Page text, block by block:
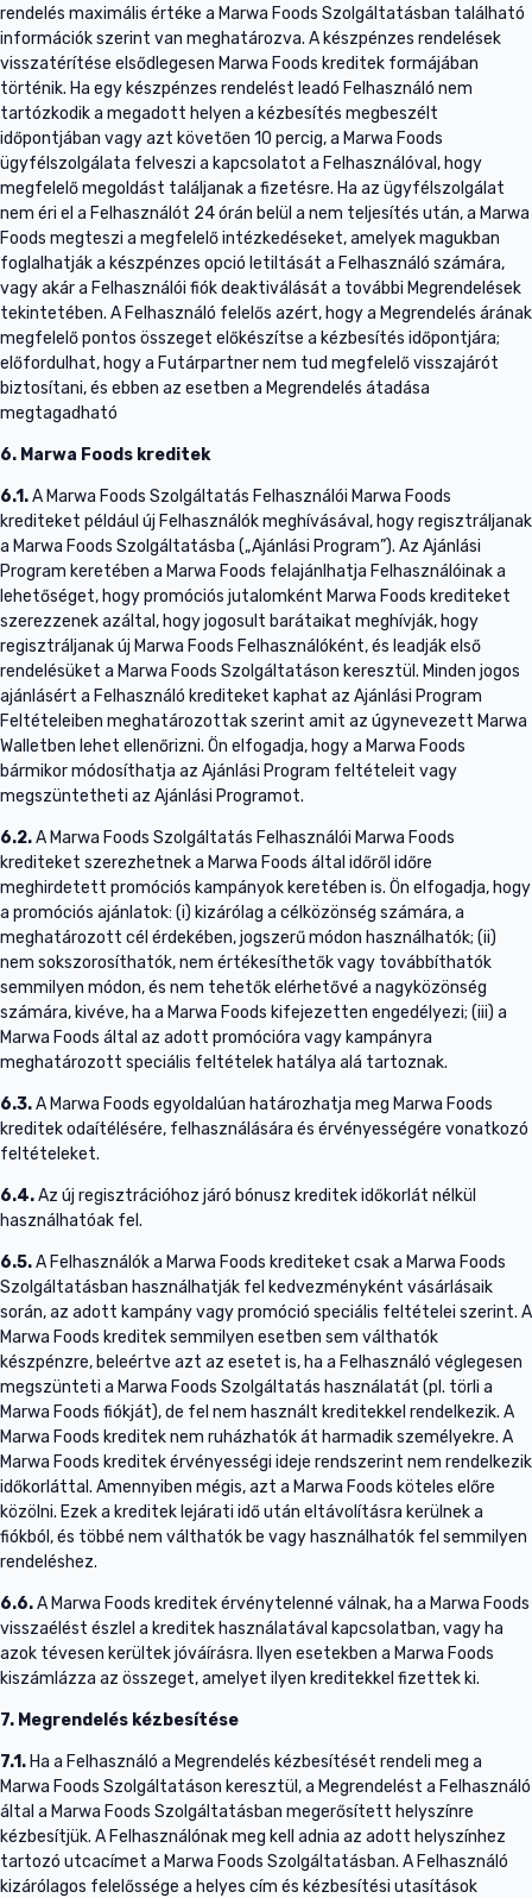
rendelés maximális értéke a Marwa Foods Szolgáltatásban található
információk szerint van meghatározva. A készpénzes rendelések
visszatérítése elsődlegesen Marwa Foods kreditek formájában
történik. Ha egy készpénzes rendelést leadó Felhasználó nem
tartózkodik a megadott helyen a kézbesítés megbeszélt
időpontjában vagy azt követően 10 percig, a Marwa Foods
ügyfélszolgálata felveszi a kapcsolatot a Felhasználóval, hogy
megfelelő megoldást találjanak a fizetésre. Ha az ügyfélszolgálat
nem éri el a Felhasználót 24 órán belül a nem teljesítés után, a Marwa
Foods megteszi a megfelelő intézkedéseket, amelyek magukban
foglalhatják a készpénzes opció letiltását a Felhasználó számára,
vagy akár a Felhasználói fiók deaktiválását a további Megrendelések
tekintetében. A Felhasználó felelős azért, hogy a Megrendelés árának
megfelelő pontos összeget előkészítse a kézbesítés időpontjára;
előfordulhat, hogy a Futárpartner nem tud megfelelő visszajárót
biztosítani, és ebben az esetben a Megrendelés átadása
megtagadható
6. Marwa Foods kreditek
6.1.A Marwa Foods Szolgáltatás Felhasználói Marwa Foods
krediteket például új Felhasználók meghívásával, hogy regisztráljanak
a Marwa Foods Szolgáltatásba („Ajánlási Program”). Az Ajánlási
Program keretében a Marwa Foods felajánlhatja Felhasználóinak a
lehetőséget, hogy promóciós jutalomként Marwa Foods krediteket
szerezzenek azáltal, hogy jogosult barátaikat meghívják, hogy
regisztráljanak új Marwa Foods Felhasználóként, és leadják első
rendelésüket a Marwa Foods Szolgáltatáson keresztül. Minden jogos
ajánlásért a Felhasználó krediteket kaphat az Ajánlási Program
Feltételeiben meghatározottak szerint amit az úgynevezett Marwa
Walletben lehet ellenőrizni. Ön elfogadja, hogy a Marwa Foods
bármikor módosíthatja az Ajánlási Program feltételeit vagy
megszüntetheti az Ajánlási Programot.
6.2.A Marwa Foods Szolgáltatás Felhasználói Marwa Foods
krediteket szerezhetnek a Marwa Foods által időről időre
meghirdetett promóciós kampányok keretében is. Ön elfogadja, hogy
a promóciós ajánlatok: (i) kizárólag a célközönség számára, a
meghatározott cél érdekében, jogszerű módon használhatók; (ii)
nem sokszorosíthatók, nem értékesíthetők vagy továbbíthatók
semmilyen módon, és nem tehetők elérhetővé a nagyközönség
számára, kivéve, ha a Marwa Foods kifejezetten engedélyezi; (iii) a
Marwa Foods által az adott promócióra vagy kampányra
meghatározott speciális feltételek hatálya alá tartoznak.
6.3.A Marwa Foods egyoldalúan határozhatja meg Marwa Foods
kreditek odaítélésére, felhasználására és érvényességére vonatkozó
feltételeket.
6.4.Az új regisztrációhoz járó bónusz kreditek időkorlát nélkül
használhatóak fel.
6.5.A Felhasználók a Marwa Foods krediteket csak a Marwa Foods
Szolgáltatásban használhatják fel kedvezményként vásárlásaik
során, az adott kampány vagy promóció speciális feltételei szerint. A
Marwa Foods kreditek semmilyen esetben sem válthatók
készpénzre, beleértve azt az esetet is, ha a Felhasználó véglegesen
megszünteti a Marwa Foods Szolgáltatás használatát (pl. törli a
Marwa Foods fiókját), de fel nem használt kreditekkel rendelkezik. A
Marwa Foods kreditek nem ruházhatók át harmadik személyekre. A
Marwa Foods kreditek érvényességi ideje rendszerint nem rendelkezik
időkorláttal. Amennyiben mégis, azt a Marwa Foods köteles előre
közölni. Ezek a kreditek lejárati idő után eltávolításra kerülnek a
fiókból, és többé nem válthatók be vagy használhatók fel semmilyen
rendeléshez.
6.6.A Marwa Foods kreditek érvénytelenné válnak, ha a Marwa Foods
visszaélést észlel a kreditek használatával kapcsolatban, vagy ha
azok tévesen kerültek jóváírásra. Ilyen esetekben a Marwa Foods
kiszámlázza az összeget, amelyet ilyen kreditekkel fizettek ki.
7. Megrendelés kézbesítése
7.1. Ha a Felhasználó a Megrendelés kézbesítését rendeli meg a
Marwa Foods Szolgáltatáson keresztül, a Megrendelést a Felhasználó
által a Marwa Foods Szolgáltatásban megerősített helyszínre
kézbesítjük. A Felhasználónak meg kell adnia az adott helyszínhez
tartozó utcacímet a Marwa Foods Szolgáltatásban. A Felhasználó
kizárólagos felelőssége a helyes cím és kézbesítési utasítások